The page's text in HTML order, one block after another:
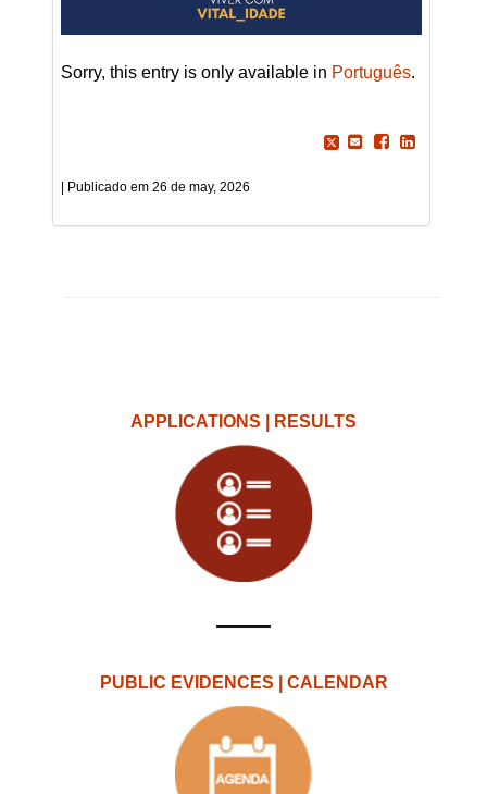
Sorry, this entry is only available in Português.
26 de may, 2026
APPLICATIONS | RESULTS
PUBLIC EVIDENCES | CALENDAR